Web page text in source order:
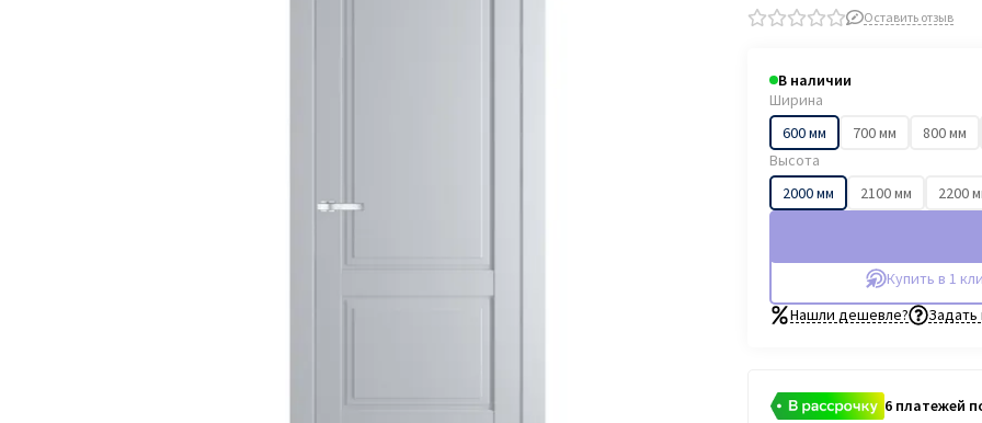
Оставить отзыв
В наличии
Ширина
600 мм
700 мм 800 мм
Высота
2000 мм
2100 мм 2200
Купить в 1
Нашли дешевле?
Задать
6 платежей